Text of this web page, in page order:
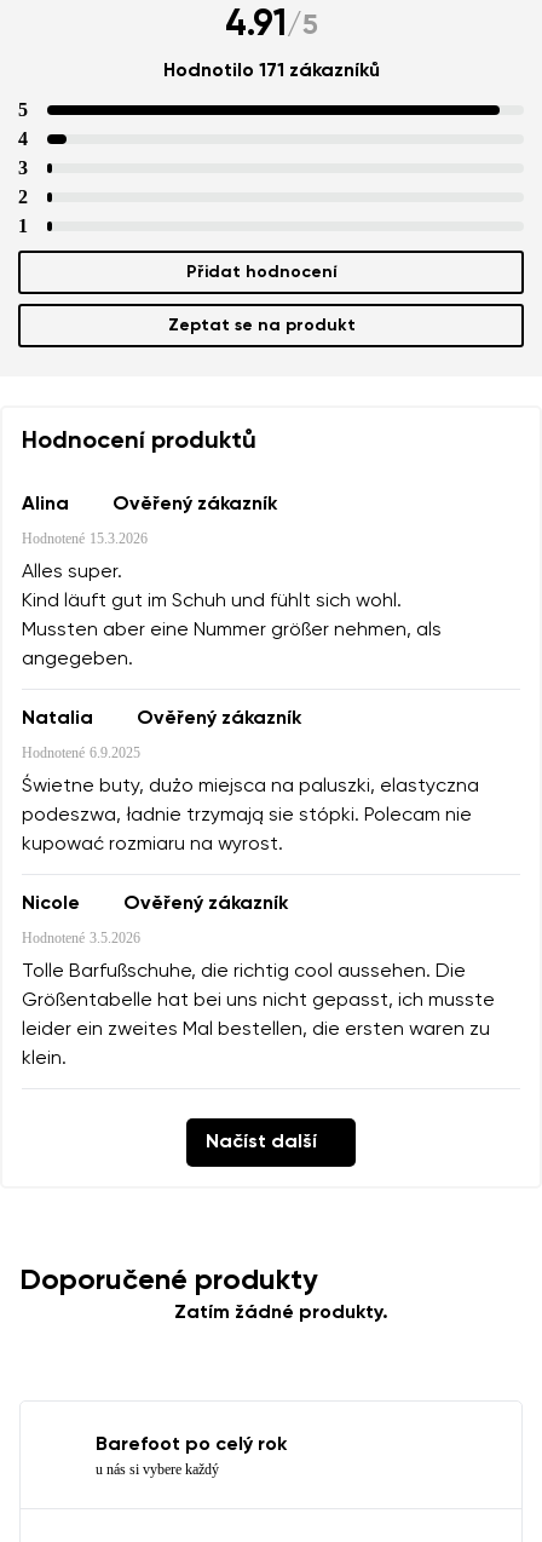
4.91/5
Hodnotilo 171 zákazníků
5
4
3
2
1
Přidat hodnocení
Zeptat se na produkt
Hodnocení produktů
Alina Ověřený zákazník
Hodnotené 15.3.2026
Alles super.
Kind läuft gut im Schuh und fühlt sich wohl.
Mussten aber eine Nummer größer nehmen, als
angegeben.
Natalia Ověřený zákazník
Hodnotené 6.9.2025
Świetne buty, dużo miejsca na paluszki, elastyczna
podeszwa, ładnie trzymają sie stópki. Polecam nie
kupować rozmiaru na wyrost.
Nicole Ověřený zákazník
Hodnotené 3.5.2026
Tolle Barfußschuhe, die richtig cool aussehen. Die
Größentabelle hat bei uns nicht gepasst, ich musste
leider ein zweites Mal bestellen, die ersten waren zu
klein.
Načíst další
Doporučené produkty
Zatím žádné produkty.
Barefoot po celý rok
u nás si vybere každý